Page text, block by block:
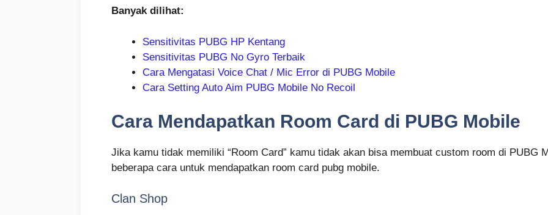
Banyak dilihat:
Sensitivitas PUBG HP Kentang
Sensitivitas PUBG No Gyro Terbaik
Cara Mengatasi Voice Chat / Mic Error di PUBG Mobile
Cara Setting Auto Aim PUBG Mobile No Recoil
Cara Mendapatkan Room Card di PUBG Mobile
Jika kamu tidak memiliki “Room Card” kamu tidak akan bisa membuat custom room di PUBG
beberapa cara untuk mendapatkan room card pubg mobile.
Clan Shop